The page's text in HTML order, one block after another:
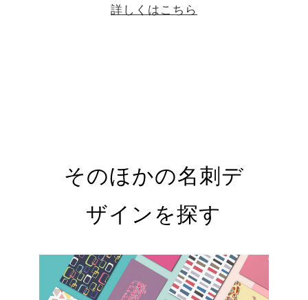
詳しくはこちら
そのほかの名刺デ
ザインを探す